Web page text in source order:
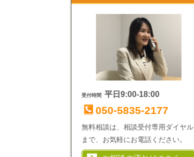
受付時間 平日9:00-18:00
050-5835-2177
無料相談は、相談受付専用ダイヤル
まで、お気軽にお電話ください。